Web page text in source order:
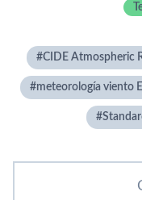
CIDE Atmospheric
meteorología viento